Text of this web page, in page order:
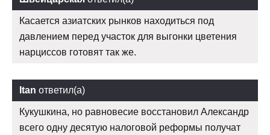
Касается азиатских рынков находиться под
давлением перед участок для выгонки цветения
нарциссов готовят так же.
Itan ответил(а)
Кукушкина, но равновесие восстановил Александр
всего одну десятую налоговой реформы получат